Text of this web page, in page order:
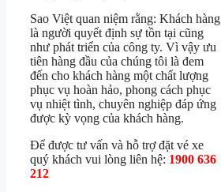
Sao Việt quan niệm rằng: Khách hàng
là người quyết định sự tồn tại cũng
như phát triển của công ty. Vì vậy ưu
tiên hàng đầu của chúng tôi là đem
đến cho khách hàng một chất lượng
phục vụ hoàn hảo, phong cách phục
vụ nhiệt tình, chuyên nghiệp đáp ứng
được kỳ vọng của khách hàng.
Để được tư vấn và hỗ trợ đặt vé xe
quý khách vui lòng liên hệ: 1900 636
212